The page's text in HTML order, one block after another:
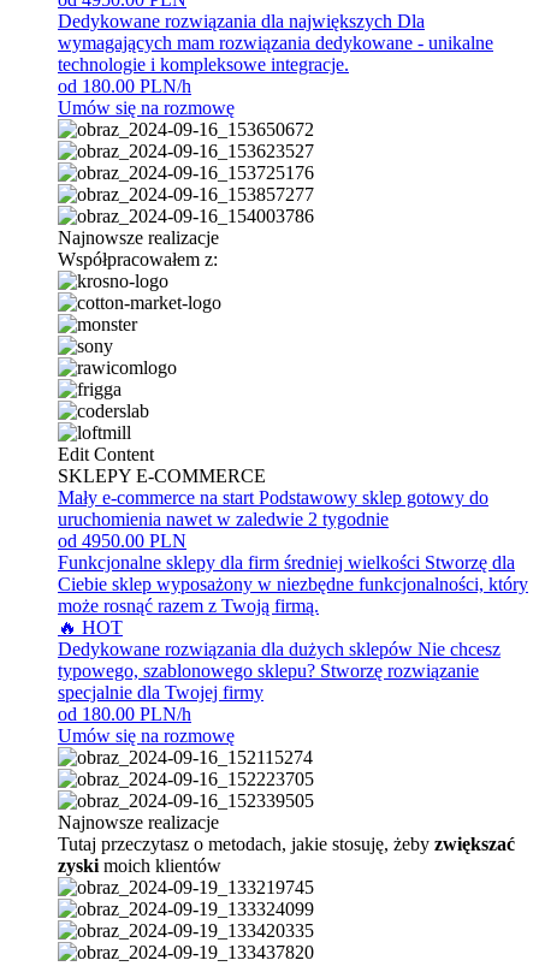
Dedykowane rozwiązania dla największych Dla
wymagających mam rozwiązania dedykowane - unikalne
technologie i kompleksowe integracje.
od 180.00 PLN/h
Umów się na rozmowę
Najnowsze realizacje
Współpracowałem z:
Edit Content
SKLEPY E-COMMERCE
Mały e-commerce na start Podstawowy sklep gotowy do
uruchomienia nawet w zaledwie 2 tygodnie
od 4950.00 PLN
Funkcjonalne sklepy dla firm średniej wielkości Stworzę dla
Ciebie sklep wyposażony w niezbędne funkcjonalności, który
może rosnąć razem z Twoją firmą.
🔥 HOT
Dedykowane rozwiązania dla dużych sklepów Nie chcesz
typowego, szablonowego sklepu? Stworzę rozwiązanie
specjalnie dla Twojej firmy
od 180.00 PLN/h
Umów się na rozmowę
Najnowsze realizacje
Tutaj przeczytasz o metodach, jakie stosuję, żeby zwiększać
zyski moich klientów